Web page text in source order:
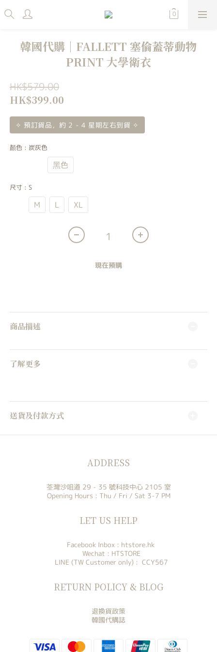
韓國代購｜FALLETT 塞倫蓋蒂動物
PRINT 大學衛衣
HK$579.00
HK$399.00
✧ 預訂貨品，約 2 - 4 星期左右到貨 ✧
顏色 : 炭灰色
黑色
尺寸 : S
M L XL
現在預購
商品描述
了解更多
送貨及付款方式
ADDRESS
荃灣沙咀道 29 - 35 號科技中心 2105 室
Opening Hours : Thu / Fri / Sat 3-7 PM
LET US HELP
Facebook Inbox : htstore.hk
Wechat : HTSTORE
LINE (TW Customer only) : CCY567
RETURN POLICY & BLOG
退換貨政策
韓國代購誌